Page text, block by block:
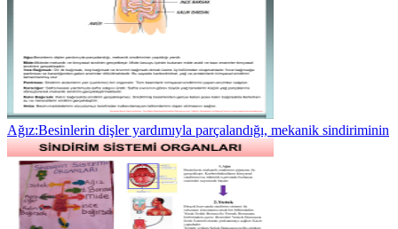
Ağız:Besinlerin dişler yardımıyla parçalandığı, mekanik sindiriminin